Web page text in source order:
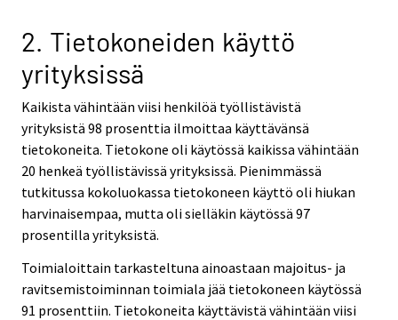
2. Tietokoneiden käyttö
yrityksissä
Kaikista vähintään viisi henkilöä työllistävistä
yrityksistä 98 prosenttia ilmoittaa käyttävänsä
tietokoneita. Tietokone oli käytössä kaikissa vähintään
20 henkeä työllistävissä yrityksissä. Pienimmässä
tutkitussa kokoluokassa tietokoneen käyttö oli hiukan
harvinaisempaa, mutta oli sielläkin käytössä 97
prosentilla yrityksistä.
Toimialoittain tarkasteltuna ainoastaan majoitus- ja
ravitsemistoiminnan toimiala jää tietokoneen käytössä
91 prosenttiin. Tietokoneita käyttävistä vähintään viisi